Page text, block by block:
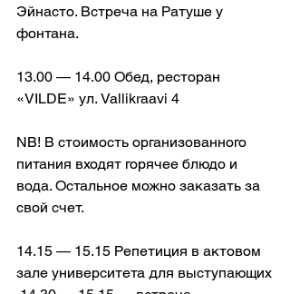
Эйнасто. Встреча на Ратуше у
фонтана.
13.00 — 14.00 Обед, ресторан
«VILDE» ул. Vallikraavi 4
NB! В стоимость организованного
питания входят горячее блюдо и
вода. Остальное можно заказать за
свой счет.
14.15 — 15.15 Репетиция в актовом
зале университета для выступающих